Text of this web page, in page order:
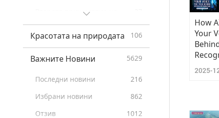
Второто пришествие на
Пророчества на Първите
нации
20
New Age
12
Красотата на природата 106
Важните Новини 5629
Последни новини
216
Избрани новини
862
Отзив
1012
How
Your
2025-